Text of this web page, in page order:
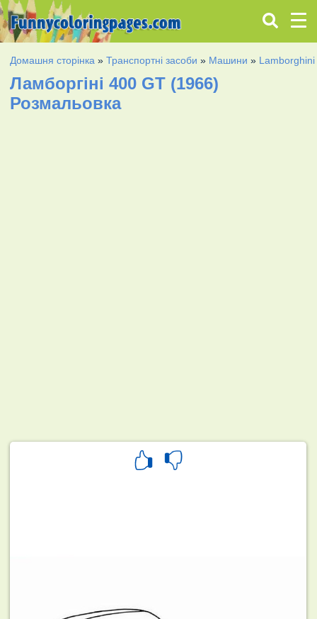
Домашня сторінка »Транспортні засоби » Машини » Lamborghini
Ламборгіні 400 GT (1966)
Розмальовка